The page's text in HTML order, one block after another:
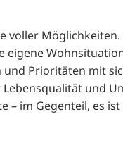
voller
eigene
Prioritäten mit
und
– im Gegenteil, es